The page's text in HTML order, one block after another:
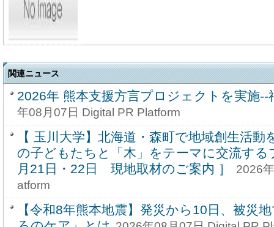
関連ニュース
2026年 熊本支援方言プロジェクトを実施--
年08月07日 Digital PR Platform
【 玉川大学】北海道・森町で地域創生活動
の子どもたちと「木」をテーマに交流す
月21日・22日 現地取材のご案内 ］
2026
atform
【令和8年熊本地震】発災から10日、被災